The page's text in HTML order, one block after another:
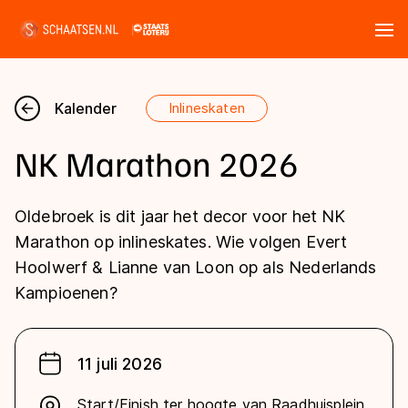
Nieuws
Kalender
Disciplines
Marathon
Shorttrack
Inlineskaten
Uitslagen
Langebaan
Shorttrack
Marathon
Tijden & historie
Ranglijsten Langebaan
Kalender Inlineskaten
11 juli 2026
Start/Finish ter hoogte van Raadhuisplein
NK Marathon 2026
Oldebroek is dit jaar het decor voor het NK
Marathon op inlineskates. Wie volgen Evert
Hoolwerf & Lianne van Loon op als Nederlands
Kampioenen?